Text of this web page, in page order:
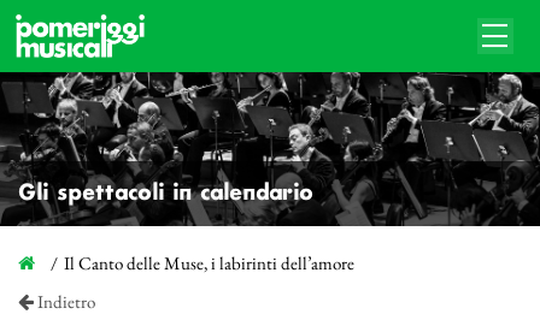
Gli spettacoli in calendario
Il Canto delle Muse, i labirinti dell’amore
Indietro